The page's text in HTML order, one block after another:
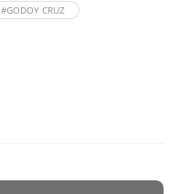
#GODOY CRUZ